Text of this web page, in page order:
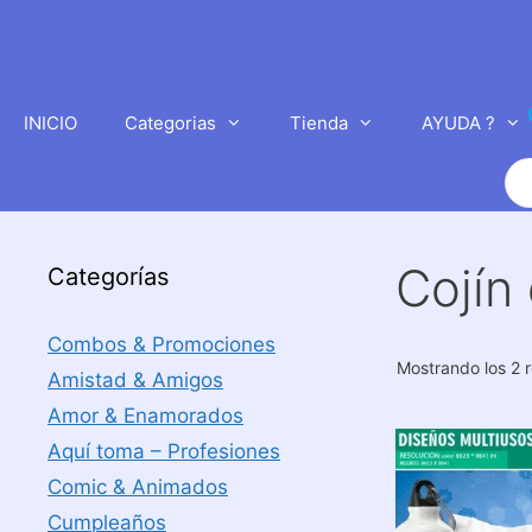
INICIO Categorias Tienda AYUDA ?
de
Cojín
Mostrando los 2
Categorías
Combos & Promociones
Amistad & Amigos
Amor & Enamorados
Aquí toma – Profesiones
Comic & Animados
Cumpleaños